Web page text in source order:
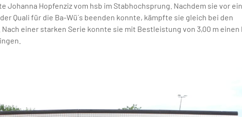
Johanna Hopfenziz vom hsb im Stabhochsprung. Nachdem sie vor
Quali für die Ba-Wü´s beenden konnte, kämpfte sie gleich bei den
einer starken Serie konnte sie mit Bestleistung von 3,00 m einen